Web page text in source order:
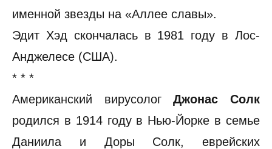
именной звезды на «Аллее славы».
Эдит Хэд скончалась в 1981 году в Лос-
Анджелесе (США).
* * *
Американский вирусологДжонас Солк
родился в 1914 году в Нью-Йорке в семье
Даниила и Доры Солк, еврейских